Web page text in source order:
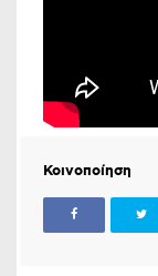
Κοινοποίηση